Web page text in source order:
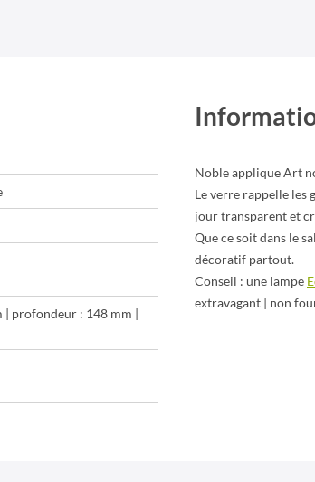
| profondeur : 148 mm |
Noble applique Art
Le verre rappelle les
jour transparent et
Que ce soit dans le
décoratif partout.
Conseil : une lampe
extravagant | non